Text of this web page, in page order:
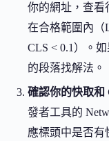
你的網址，查看
在合格範圍內（
CLS < 0.1）。
的段落找解法。
確認你的快取和
發者工具的
應標頭中是否有